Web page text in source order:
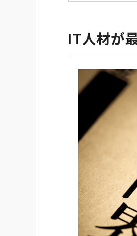
IT人材が